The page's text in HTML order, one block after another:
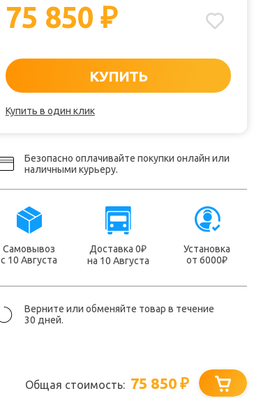
75 850₽
КУПИТЬ
Купить в один клик
Безопасно оплачивайте покупки онлайн или
наличными курьеру.
Самовывоз
с 10 Августа
Доставка 0₽
на 10 Августа
Установка
от 6000₽
Верните или обменяйте товар в течение
30 дней.
Общая стоимость: 75 850₽